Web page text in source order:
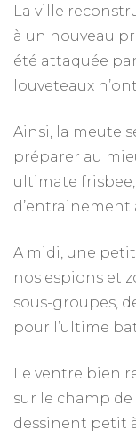
La ville
à un nouveau
été attaquée
louveteaux
Ainsi, la meute
préparer au
ultimate
d’entrainement
A midi, une
nos espions et
sous-groupes,
pour l’ultime
Le ventre bien
sur le champ
dessinent petit